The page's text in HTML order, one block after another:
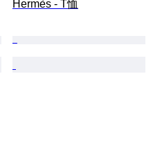
Hermès - T恤